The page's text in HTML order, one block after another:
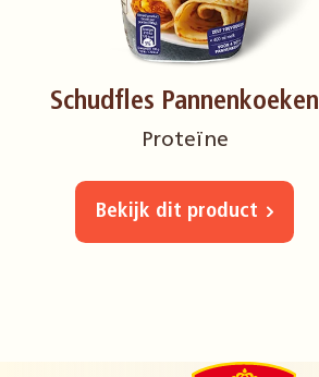
Schudfles Pannenkoeken
Proteïne
Bekijk dit product